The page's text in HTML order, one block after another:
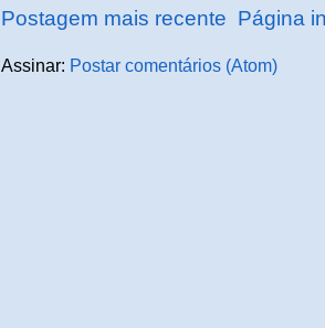
Postagem mais recente Página
Assinar: Postar comentários (Atom)